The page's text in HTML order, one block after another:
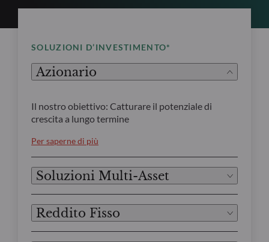
SOLUZIONI D’INVESTIMENTO*
Azionario
Il nostro obiettivo: Catturare il potenziale di
crescita a lungo termine
Per saperne di più
Soluzioni Multi-Asset
Reddito Fisso